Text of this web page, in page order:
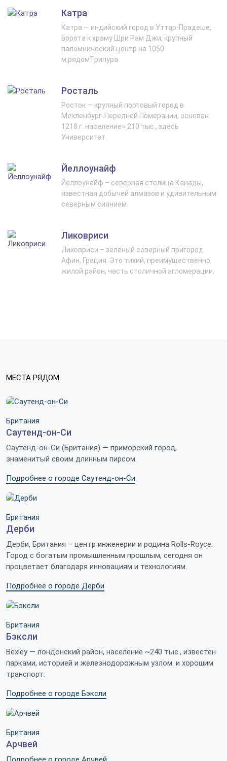
Катра
Катра — индийский город в Уттар-Прадеше,
ворота к храму Шри Рам Джи, крупный
паломнический центр на 1050
м,рядомТрипура.
Росталь
Росток — крупный портовый город в
Мекленбург‑Передней Померании, основан
1218 г. население≈ 210 тыс., здесь
Университет.
Йеллоунайф
Йеллоунайф – северная столица Канады,
известная добычей алмазов и удивительным
северным сиянием.
Ликовриси
Ликовриси – зелёный северный пригород
Афин, Греция. Это тихий, преимущественно
жилой район, часть столичной агломерации.
МЕСТА РЯДОМ
Британия
Саутенд-он-Си
Саутенд-он-Си (Британия) — приморский город,
знаменитый своим длинным пирсом.
Подробнее о городе Саутенд-он-Си
Британия
Дерби
Дерби, Британия – центр инженерии и родина Rolls-Royce.
Город с богатым промышленным прошлым, сегодня он
процветает благодаря инновациям и технологиям.
Подробнее о городе Дерби
Британия
Бэксли
Bexley — лондонский район, население ~240 тыс., известен
парками, историей и железнодорожным узлом. и хорошим
транспорт.
Подробнее о городе Бэксли
Британия
Арчвей